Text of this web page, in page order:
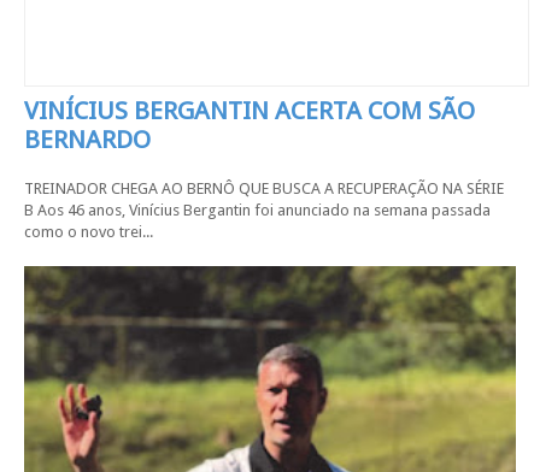
VINÍCIUS BERGANTIN ACERTA COM SÃO
BERNARDO
TREINADOR CHEGA AO BERNÔ QUE BUSCA A RECUPERAÇÃO NA SÉRIE
B Aos 46 anos, Vinícius Bergantin foi anunciado na semana passada
como o novo trei...